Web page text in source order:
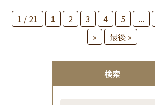
検索
1 / 21 1 2 3 4 5 ...
»
最後 »